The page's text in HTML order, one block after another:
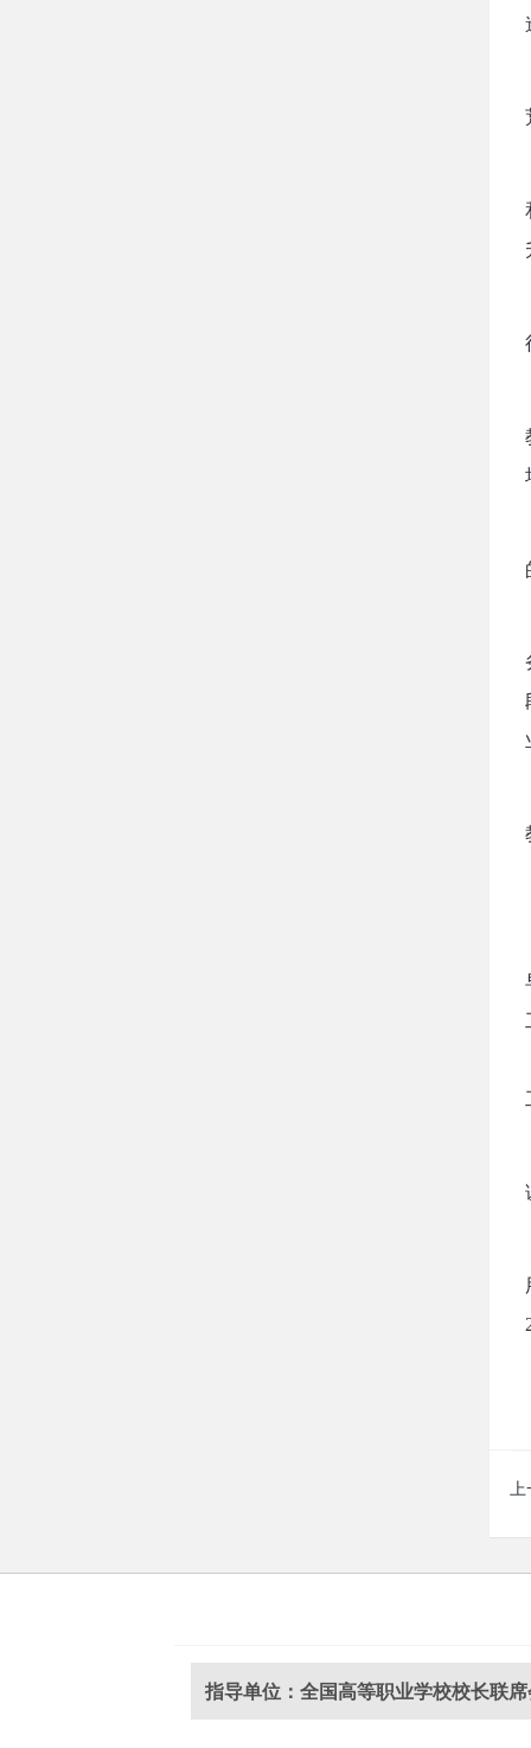
上
指导单位：全国高等职业学校校长联